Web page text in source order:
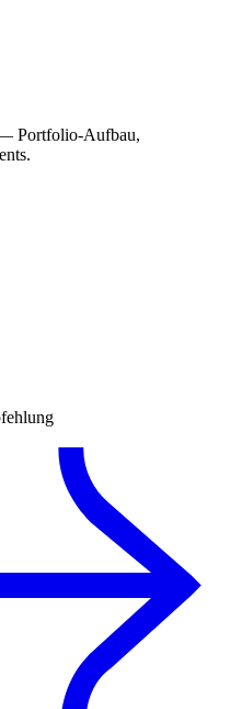
Portfolio-Aufbau,